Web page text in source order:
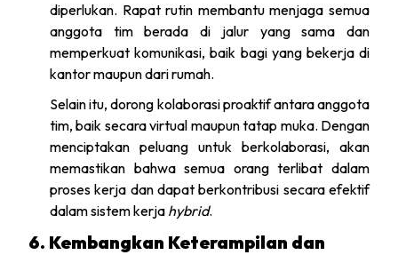
diperlukan. Rapat rutin membantu menjaga semua
anggota tim berada di jalur yang sama dan
memperkuat komunikasi, baik bagi yang bekerja di
kantor maupun dari rumah.
Selain itu, dorong kolaborasi proaktif antara anggota
tim, baik secara virtual maupun tatap muka. Dengan
menciptakan peluang untuk berkolaborasi, akan
memastikan bahwa semua orang terlibat dalam
proses kerja dan dapat berkontribusi secara efektif
dalam sistem kerja hybrid.
6. Kembangkan Keterampilan dan